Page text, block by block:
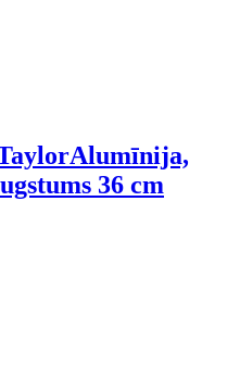
Alumīnija,
36 cm